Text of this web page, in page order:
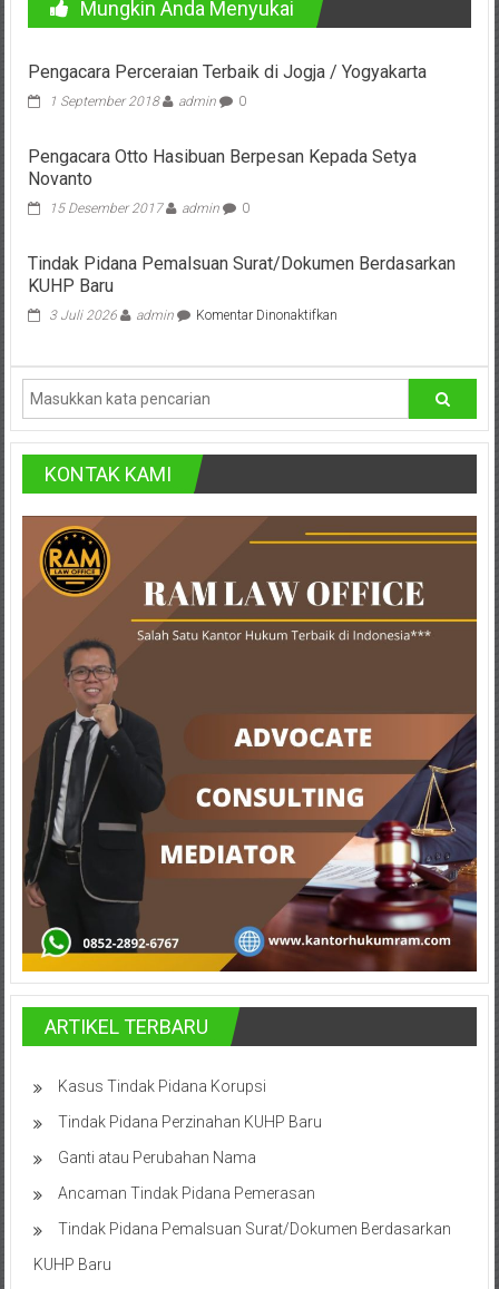
Cilacap,
Banjarnegara,
Temanggung,
Wonosobo,
Cirebon,
Aceh,
Medan,
Padang,
Jakarta
Pusat,
Bontang,
Demak,
Kudus,
Depok,
Sorong,
Papua,
Bekasi,
Pengacara
Pajak,
Pengacara
Perusahaan,
Kantor
Hukum
LBH,
Law
Office
Mungkin Anda Menyukai
Pengacara Perceraian Terbaik di Jogja / Yogyakarta
1 September 2018 admin 0
Pengacara Otto Hasibuan Berpesan Kepada Setya
Novanto
15 Desember 2017 admin 0
Tindak Pidana Pemalsuan Surat/Dokumen Berdasarkan
KUHP Baru
3 Juli 2026 admin Komentar Dinonaktifkanpada
Berdasarkan
KUHP
Baru
KONTAK KAMI
ARTIKEL TERBARU
Kasus Tindak Pidana Korupsi
Tindak Pidana Perzinahan KUHP Baru
Ganti atau Perubahan Nama
Ancaman Tindak Pidana Pemerasan
Tindak Pidana Pemalsuan Surat/Dokumen Berdasarkan
KUHP Baru